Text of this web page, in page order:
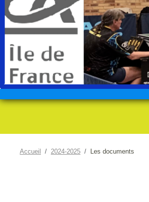
Accueil 2024-2025 Les documents